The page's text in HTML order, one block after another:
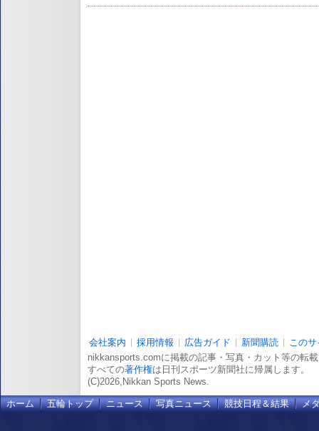
会社案内 採用情報 広告ガイド 新聞購読
この
nikkansports.comに掲載の記事・写真・カット等の転
すべての著作権は日刊スポーツ新聞社に帰属します。
(C)2026,Nikkan Sports News.
ホーム 五輪トップ ニュース 写真ニュース 競技日程＆結果 メ